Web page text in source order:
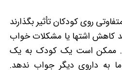
روی کودکان تأثیر بگذارند
کاهش اشتها یا مشکلات خواب
ممکن است یک کودک به یک
به داروی دیگر جواب ندهد.